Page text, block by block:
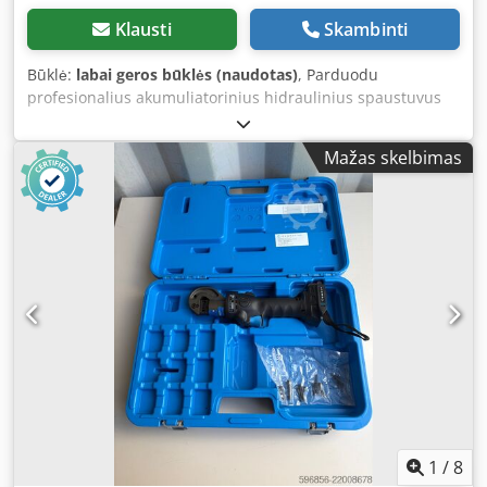
transportavimo išlaidų). Kontaktinė informacija Dėl
papildomos informacijos, nuotraukų, vaizdo įrašų ar
apžiūros susitarti prašome susisiekti. Jei turite klausimų ar
norite gauti daugiau informacijos, rašykite arba
skambinkite.
Klausti Skambinti
Būklė: labai geros būklės (naudotas), Parduodu
profesionalius akumuliatorinius hidraulinius spaustuvus
Cembre, modelis B15D. Įrenginiai visiškai techniškai
tvarkingi, paruošti darbui. Kaina nurodyta už 1 vnt.
Vizualinė būklė matoma nuotraukose – normalūs
naudojimo žymės dėl eksploatacijos. Techniniai duomenys:
Gamintojas: Cembre Modelis: B15D Spaudimo jėga: 15 kN
Maitinimas: 9,6V / 2,0Ah Ni-MH Profesionalus įrankis
antgalių ir jungčių presavimui Kompaktiška ir tvirta
konstrukcija Papildoma informacija: Akumuliatoriai
regeneruoti – 2026-05 Dkedpfjy Uzcvjx Akzjr Nėra kroviklio
Spaustuvai 100% veikiantys Parduodama po vieną
Komplekte: Cembre B15D spaustuvas Akumuliatorius
Mažas skelbimas
1 /8